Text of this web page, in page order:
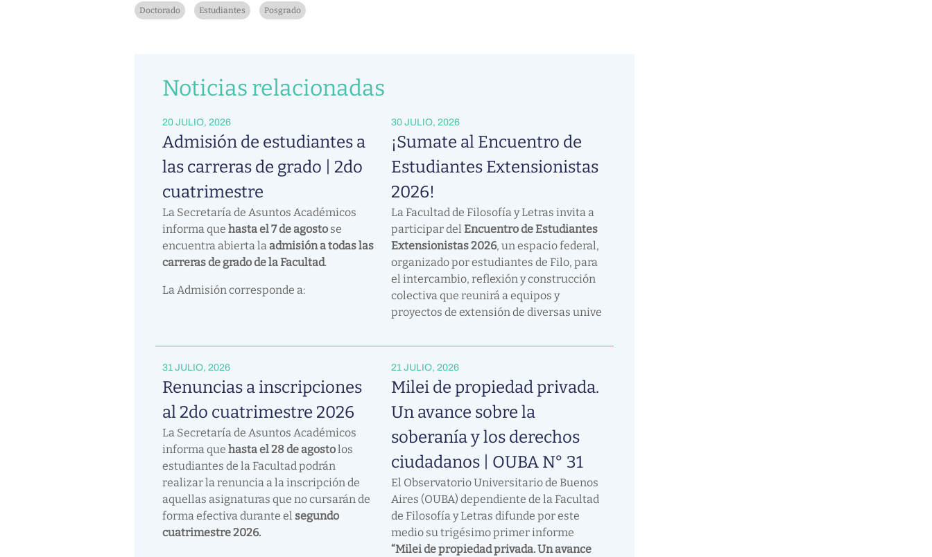
Doctorado Estudiantes Posgrado
Noticias relacionadas
20 JULIO, 2026
Admisión de estudiantes a
las carreras de grado | 2do
cuatrimestre
La Secretaría de Asuntos Académicos
informa que hasta el 7 de agosto se
encuentra abierta la admisión a todas las
carreras de grado de la Facultad.
La Admisión corresponde a:
30 JULIO, 2026
¡Sumate al Encuentro de
Estudiantes Extensionistas
2026!
La Facultad de Filosofía y Letras invita a
participar delEncuentro de Estudiantes
Extensionistas 2026, un espacio federal,
organizado por estudiantes de Filo, para
el intercambio, reflexión y construcción
colectiva que reunirá a equipos y
proyectos de extensión de diversas unive
31 JULIO, 2026
Renuncias a inscripciones
al 2do cuatrimestre 2026
La Secretaría de Asuntos Académicos
informa que hasta el 28 de agostolos
estudiantes de la Facultad podrán
realizar la renuncia a la inscripción de
aquellas asignaturas que no cursarán de
forma efectiva durante el segundo
cuatrimestre 2026.
21 JULIO, 2026
Milei de propiedad privada.
Un avance sobre la
soberanía y los derechos
ciudadanos | OUBA N° 31
El Observatorio Universitario de Buenos
Aires (OUBA) dependiente de la Facultad
de Filosofía y Letras difunde por este
medio su trigésimo primer informe
“Milei de propiedad privada. Un avance